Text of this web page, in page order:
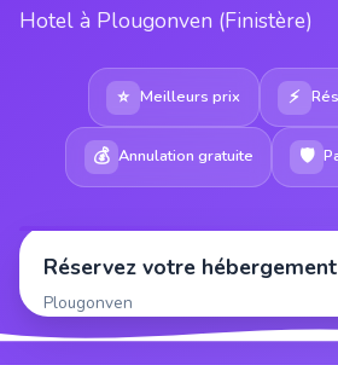
Hotel à Plougonven (Finistère)
⭐ Meilleurs prix ⚡
💰 Annulation gratuite 🛡
Réservez votre hébergement
Plougonven